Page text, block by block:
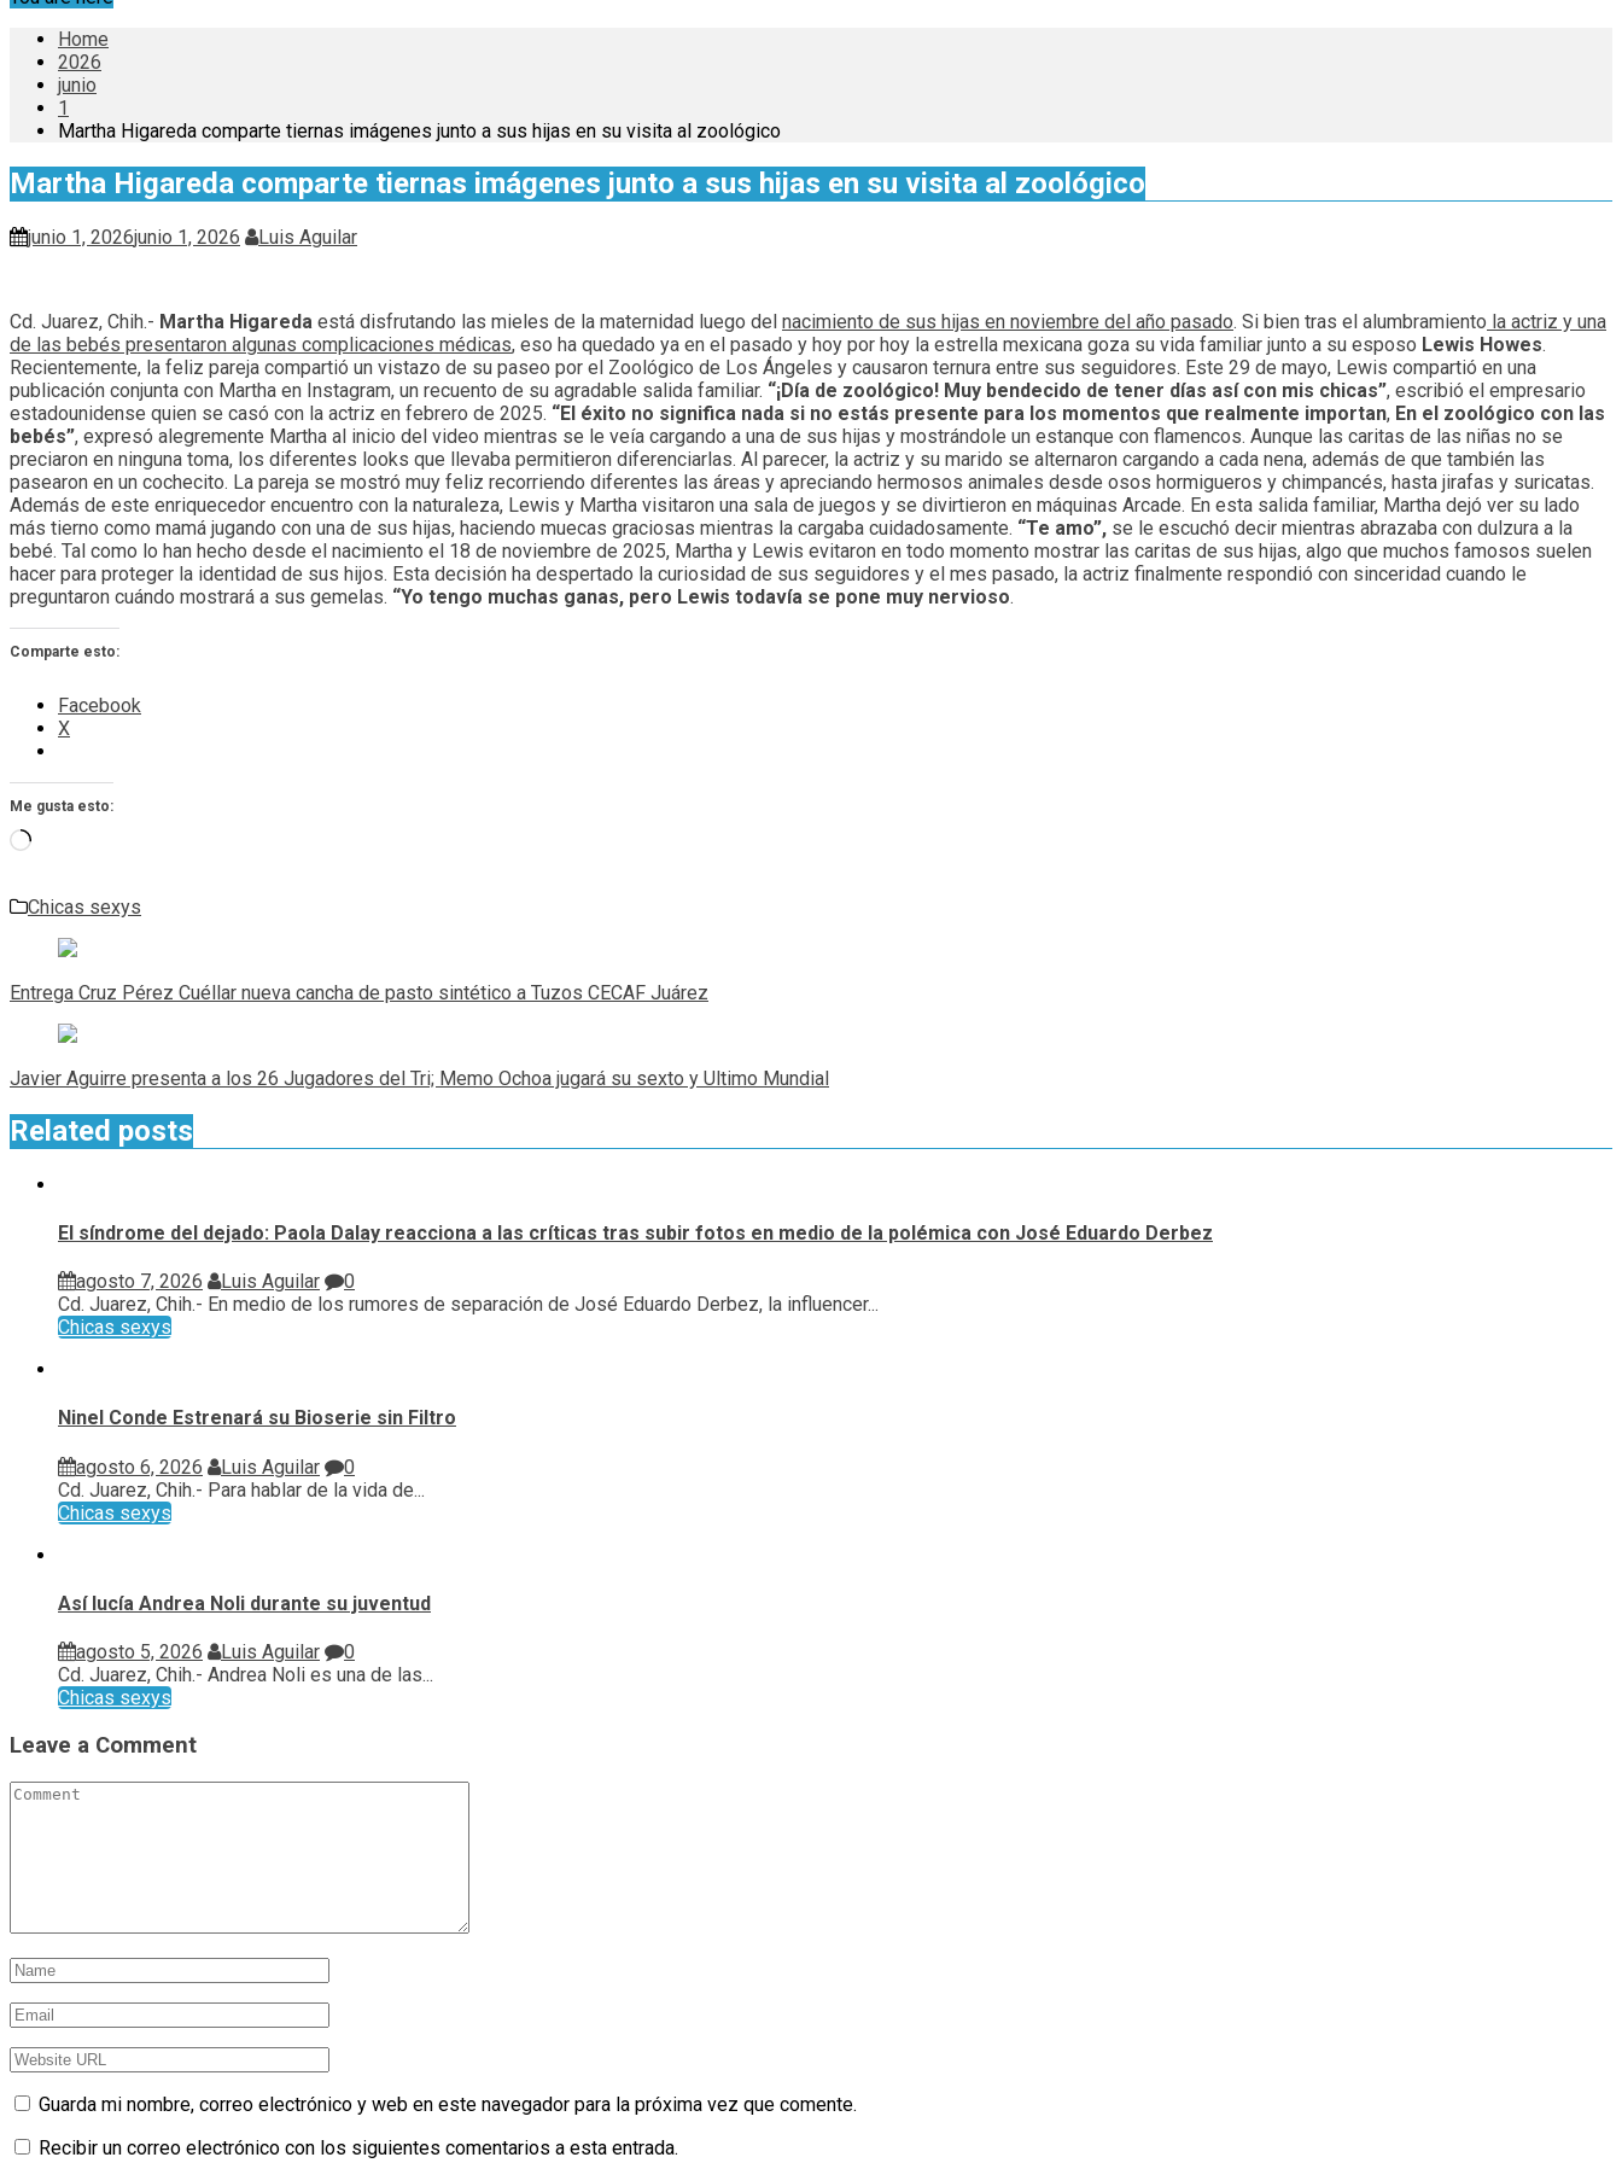
Home
2026
junio
1
Martha Higareda comparte tiernas imágenes junto a sus hijas en su visita al zoológico
Martha Higareda comparte tiernas imágenes junto a sus hijas en su visita al zoológico
junio 1, 2026junio 1, 2026 Luis Aguilar
Cd. Juarez, Chih.- Martha Higareda está disfrutando las mieles de la maternidad luego del nacimiento de sus hijas en noviembre del año pasado. Si bien tras el alumbramiento la actriz y una
de las bebés presentaron algunas complicaciones médicas, eso ha quedado ya en el pasado y hoy por hoy la estrella mexicana goza su vida familiar junto a su esposo Lewis Howes.
Recientemente, la feliz pareja compartió un vistazo de su paseo por el Zoológico de Los Ángeles y causaron ternura entre sus seguidores. Este 29 de mayo, Lewis compartió en una
publicación conjunta con Martha en Instagram, un recuento de su agradable salida familiar. “¡Día de zoológico! Muy bendecido de tener días así con mis chicas”, escribió el empresario
estadounidense quien se casó con la actriz en febrero de 2025. “El éxito no significa nada si no estás presente para los momentos que realmente importan, En el zoológico con las
bebés”, expresó alegremente Martha al inicio del video mientras se le veía cargando a una de sus hijas y mostrándole un estanque con flamencos. Aunque las caritas de las niñas no se
preciaron en ninguna toma, los diferentes looks que llevaba permitieron diferenciarlas. Al parecer, la actriz y su marido se alternaron cargando a cada nena, además de que también las
pasearon en un cochecito. La pareja se mostró muy feliz recorriendo diferentes las áreas y apreciando hermosos animales desde osos hormigueros y chimpancés, hasta jirafas y suricatas.
Además de este enriquecedor encuentro con la naturaleza, Lewis y Martha visitaron una sala de juegos y se divirtieron en máquinas Arcade. En esta salida familiar, Martha dejó ver su lado
más tierno como mamá jugando con una de sus hijas, haciendo muecas graciosas mientras la cargaba cuidadosamente. “Te amo”, se le escuchó decir mientras abrazaba con dulzura a la
bebé. Tal como lo han hecho desde el nacimiento el 18 de noviembre de 2025, Martha y Lewis evitaron en todo momento mostrar las caritas de sus hijas, algo que muchos famosos suelen
hacer para proteger la identidad de sus hijos. Esta decisión ha despertado la curiosidad de sus seguidores y el mes pasado, la actriz finalmente respondió con sinceridad cuando le
preguntaron cuándo mostrará a sus gemelas. “Yo tengo muchas ganas, pero Lewis todavía se pone muy nervioso.
Comparte esto:
Facebook
X
Me gusta esto:
Cargando...
Chicas sexys
Navegación
de
entradas
Entrega Cruz Pérez Cuéllar nueva cancha de pasto sintético a Tuzos CECAF Juárez
Javier Aguirre presenta a los 26 Jugadores del Tri; Memo Ochoa jugará su sexto y Ultimo Mundial
Related posts
El síndrome del dejado: Paola Dalay reacciona a las críticas tras subir fotos en medio de la polémica con José Eduardo Derbez
agosto 7, 2026 Luis Aguilar
0
Cd. Juarez, Chih.- En medio de los rumores de separación de José Eduardo Derbez, la influencer...
Chicas sexys
Ninel Conde Estrenará su Bioserie sin Filtro
agosto 6, 2026 Luis Aguilar
0
Cd. Juarez, Chih.- Para hablar de la vida de...
Chicas sexys
Así lucía Andrea Noli durante su juventud
agosto 5, 2026 Luis Aguilar
0
Cd. Juarez, Chih.- Andrea Noli es una de las...
Chicas sexys
Leave a Comment
Guarda mi nombre, correo electrónico y web en este navegador para la próxima vez que comente.
Recibir un correo electrónico con los siguientes comentarios a esta entrada.